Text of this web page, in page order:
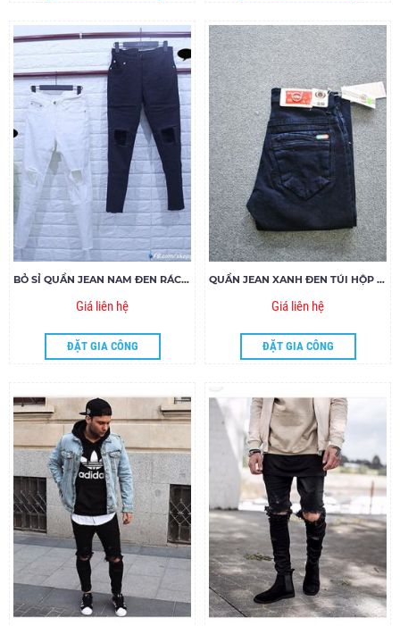
BỎ SỈ QUẦN JEAN NAM ĐEN RÁCH, TRƠN. V6.160
Giá liên hệ
ĐẶT GIA CÔNG
QUẦN JEAN XANH ĐEN TÚI HỘP GIÁ RẺ MS106.155
Giá liên hệ
ĐẶT GIA CÔNG